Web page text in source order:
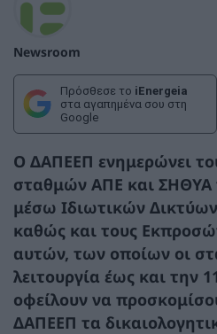
Newsroom
Πρόσθεσε το iEnergeia
στα αγαπημένα σου στη
Google
Ο ΔΑΠΕΕΠ ενημερώνει
σταθμών ΑΠΕ και ΣΗΘΥΑ
μέσω Ιδιωτικών
καθώς και τους
αυτών, των οποίων οι
λειτουργία έως και την
οφείλουν να
ΔΑΠΕΕΠ τα